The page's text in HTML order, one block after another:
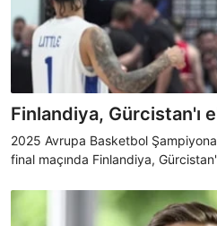
Finlandiya, Gürcistan'ı
2025 Avrupa Basketbol
final maçında Finlandiya,